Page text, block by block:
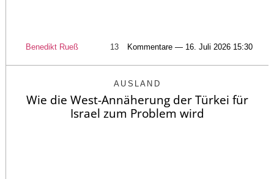
Benedikt Rueß 13 Kommentare — 16. Juli 2026 15:30
AUSLAND
Wie die West-Annäherung der Türkei für
Israel zum Problem wird